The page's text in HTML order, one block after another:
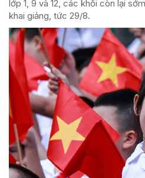
lớp 1, 9 và 12, các khối còn lại
khai giảng, tức 29/8.